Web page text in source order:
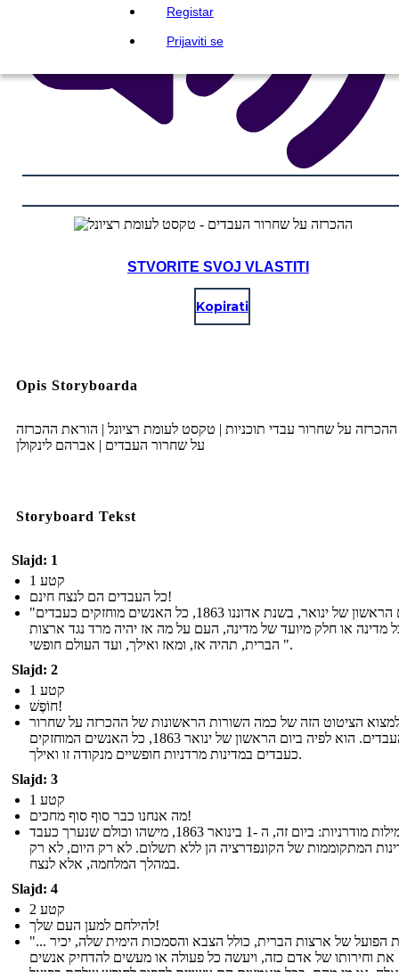
Registar
Prijaviti se
STVORITE SVOJ VLASTITI
Kopirati
Opis Storyboarda
ההכרזה על שחרור עבדי תוכניות | טקסט לעומת רציונל | הוראת ההכרזה
על שחרור העבדים | אברהם לינקולן
Storyboard Tekst
Slajd: 1
קטע 1
כל העבדים הם לנצח חינם!
"שביום הראשון של ינואר, בשנת אדוננו 1863, כל האנשים מוחזקים כעבדים
מדינה או חלק מיועד של מדינה, העם על מה אז יהיה מרד נגד ארצות
הברית, תהיה אז, ומאז ואילך, ועד העולם חופשי ".
Slajd: 2
קטע 1
חוֹפֶשׁ!
למצוא הציטוט הזה של כמה השורות הראשונות של ההכרזה על שחרור
העבדים. הוא לפיה ביום הראשון של ינואר 1863, כל האנשים המוחזקים
כעבדים במדינות מרדניות חופשיים מנקודה זו ואילך.
Slajd: 3
קטע 1
מה אנחנו כבר סוף סוף מחכים!
מילות מודרניות: ביום זה, ה -1 בינואר 1863, מישהו וכולם שנערך כעבד
המתקוממות של הקונפדרציה הן ללא תשלום. לא רק היום, לא רק
במהלך המלחמה, אלא לנצח.
Slajd: 4
קטע 2
להילחם למען העם שלך!
"... וממשלת הפועל של ארצות הברית, כולל הצבא והסמכות הימית שלה, יכיר
את וחירותו של אדם כזה, ויעשה כל פעולה או מעשים להדחיק אנשים